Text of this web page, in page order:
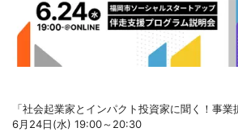
「社会起業家とインパクト投資家に聞く！事業
6月24日(水) 19:00～20:30